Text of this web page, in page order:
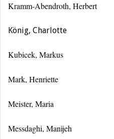
Kramm-Abendroth, Herbert
König, Charlotte
Kubicek, Markus
Mark, Henriette
Meister, Maria
Messdaghi, Manijeh